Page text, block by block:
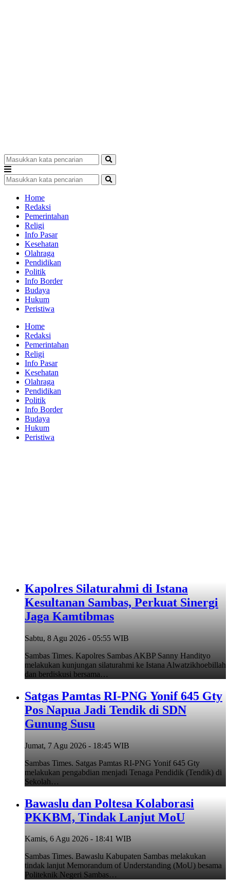
Home
Redaksi
Pemerintahan
Religi
Info Pasar
Kesehatan
Olahraga
Pendidikan
Politik
Info Border
Budaya
Hukum
Peristiwa
Home
Redaksi
Pemerintahan
Religi
Info Pasar
Kesehatan
Olahraga
Pendidikan
Politik
Info Border
Budaya
Hukum
Peristiwa
‎Kapolres Silaturahmi di Istana
Kesultanan Sambas, Perkuat Sinergi
Jaga Kamtibmas
Sabtu, 8 Agu 2026 - 05:55 WIB
Sambas Times. Kapolres Sambas AKBP Sanny Handityo
melakukan kunjungan silaturahmi ke Istana Alwatzikhoebillah
dan berdiskusi bersama…
Satgas Pamtas RI-PNG Yonif 645 Gty
Pos Napua Jadi Tendik di SDN
Gunung Susu
Jumat, 7 Agu 2026 - 18:45 WIB
Sambas Times. Satgas Pamtas RI-PNG Yonif 645 Gty
melakukan pengabdian menjadi Tenaga Pendidik (Tendik) di
Sekolah…
Bawaslu dan Poltesa Kolaborasi
PKKBM, Tindak Lanjut MoU
Kamis, 6 Agu 2026 - 18:41 WIB
Sambas Times. Bawaslu Kabupaten Sambas melakukan
tindak lanjut Memorandum of Understanding (MoU) besama
Politeknik Negeri Sambas…